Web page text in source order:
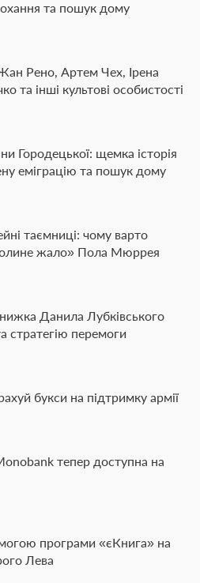
та пошук дому
Рено, Артем Чех, Ірена
та інші культові особистості
Городецької: щемка історія
еміграцію та пошук дому
таємниці: чому варто
жало» Пола Мюррея
Данила Лубківського
стратегію перемоги
букси на підтримку армії
тепер доступна на
програми «єКнига» на
Лева